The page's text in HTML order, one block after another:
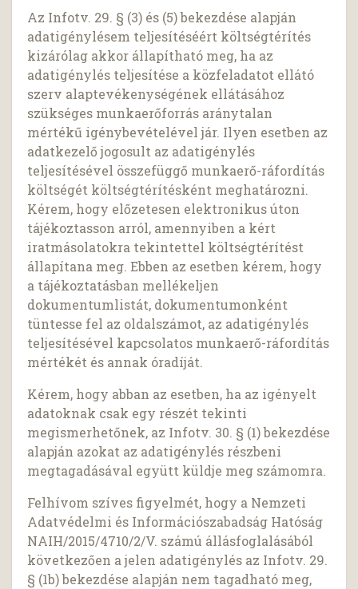
Az Infotv. 29. § (3) és (5) bekezdése alapján
adatigénylésem teljesítéséért költségtérítés
kizárólag akkor állapítható meg, ha az
adatigénylés teljesítése a közfeladatot ellátó
szerv alaptevékenységének ellátásához
szükséges munkaerőforrás aránytalan
mértékű igénybevételével jár. Ilyen esetben az
adatkezelő jogosult az adatigénylés
teljesítésével összefüggő munkaerő-ráfordítás
költségét költségtérítésként meghatározni.
Kérem, hogy előzetesen elektronikus úton
tájékoztasson arról, amennyiben a kért
iratmásolatokra tekintettel költségtérítést
állapítana meg. Ebben az esetben kérem, hogy
a tájékoztatásban mellékeljen
dokumentumlistát, dokumentumonként
tüntesse fel az oldalszámot, az adatigénylés
teljesítésével kapcsolatos munkaerő-ráfordítás
mértékét és annak óradíját.
Kérem, hogy abban az esetben, ha az igényelt
adatoknak csak egy részét tekinti
megismerhetőnek, az Infotv. 30. § (1) bekezdése
alapján azokat az adatigénylés részbeni
megtagadásával együtt küldje meg számomra.
Felhívom szíves figyelmét, hogy a Nemzeti
Adatvédelmi és Információszabadság Hatóság
NAIH/2015/4710/2/V. számú állásfoglalásából
következően a jelen adatigénylés az Infotv. 29.
§ (1b) bekezdése alapján nem tagadható meg,